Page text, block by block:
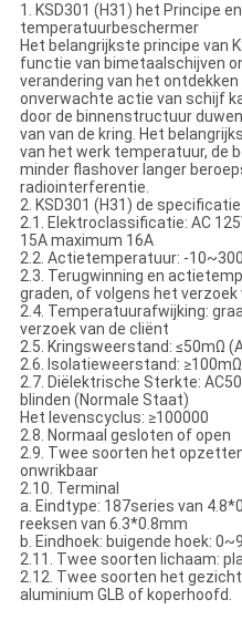
1. KSD301 (H31) het Principe
temperatuurbeschermer
Het belangrijkste principe van
functie van bimetaalschijven
verandering van het
onverwachte actie van schijf
door de binnenstructuur
van van de kring. Het
van het werk temperatuur, de
minder flashover langer
radiointerferentie.
2. KSD301 (H31) de
2.1. Elektroclassificatie: AC
15A maximum 16A
2.2. Actietemperatuur: -
2.3. Terugwinning en
graden, of volgens het verzoek
2.4. Temperatuurafwijking:
verzoek van de cliënt
2.5. Kringsweerstand: ≤50mΩ
2.6. Isolatieweerstand:
2.7. Diëlektrische Sterkte:
blinden (Normale Staat)
Het levenscyclus: ≥100000
2.8. Normaal gesloten of open
2.9. Twee soorten het
onwrikbaar
2.10. Terminal
a. Eindtype: 187series van
reeksen van 6.3*0.8mm
b. Eindhoek: buigende hoek:
2.11. Twee soorten lichaam:
2.12. Twee soorten het
aluminium GLB of koperhoofd.